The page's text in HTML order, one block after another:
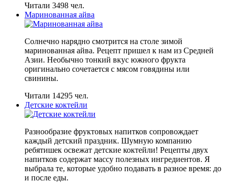
Читали 3498 чел.
Маринованная айва
Солнечно нарядно смотрится на столе зимой
маринованная айва. Рецепт пришел к нам из Средней
Азии. Необычно тонкий вкус южного фрукта
оригинально сочетается с мясом говядины или
свинины.
Читали 14295 чел.
Детские коктейли
Разнообразие фруктовых напитков сопровождает
каждый детский праздник. Шумную компанию
ребятишек освежат детские коктейли! Рецепты двух
напитков содержат массу полезных ингредиентов. Я
выбрала те, которые удобно подавать в разное время: до
и после еды.